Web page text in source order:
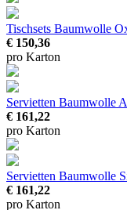
Tischsets Baumwolle
€ 150,36
pro Karton
Servietten Baumwolle
€ 161,22
pro Karton
Servietten Baumwolle
€ 161,22
pro Karton